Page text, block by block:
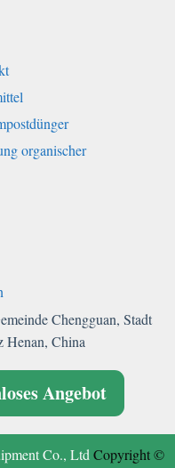
organischer
Chengguan, Stadt
Henan, China
Angebot
Co., LtdCopyright ©